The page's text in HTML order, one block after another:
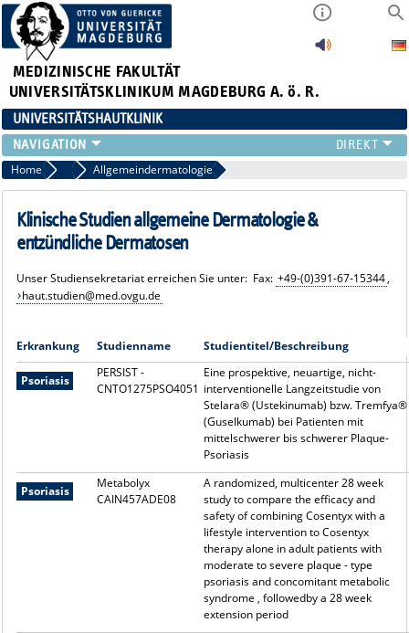
MEDIZINISCHE FAKULTÄT
UNIVERSITÄTSKLINIKUM MAGDEBURG A. ö. R.
UNIVERSITÄTSHAUTKLINIK
FÜR PATIENTEN
ÜBER UNS
FÜR ÄRZTE
HAUTTUMORZENTRUM
Home Klinische Studien
Allgemeindermatologie
Klinische Studien allgemeine Dermatologie &
entzündliche Dermatosen
Unser Studiensekretariat erreichen Sie unter: Fax: +49-(0)391-67-15344,
haut.studien@med.ovgu.de
Erkrankung Studienname Studientitel/Beschreibung
Psoriasis
PERSIST -
CNTO1275PSO4051
Eine prospektive, neuartige, nicht-
interventionelle Langzeitstudie von
Stelara® (Ustekinumab) bzw. Tremfya®
(Guselkumab) bei Patienten mit
mittelschwerer bis schwerer Plaque-
Psoriasis
Psoriasis
Metabolyx
CAIN457ADE08
A randomized, multicenter 28 week
study to compare the efficacy and
safety of combining Cosentyx with a
lifestyle intervention to Cosentyx
therapy alone in adult patients with
moderate to severe plaque - type
psoriasis and concomitant metabolic
syndrome , followedby a 28 week
extension period